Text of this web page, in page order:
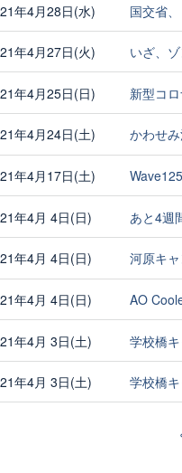
年4月28日(水) 国交省
年4月27日(火) いざ、
年4月25日(日) 新型コ
年4月24日(土) かわせ
年4月17日(土)
年4月 4日(日) あと4週
年4月 4日(日) 河原キ
年4月 4日(日) AO
年4月 3日(土) 学校橋キ
年4月 3日(土) 学校橋キ